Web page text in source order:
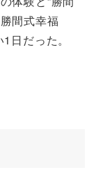
間式幸福
日だった。